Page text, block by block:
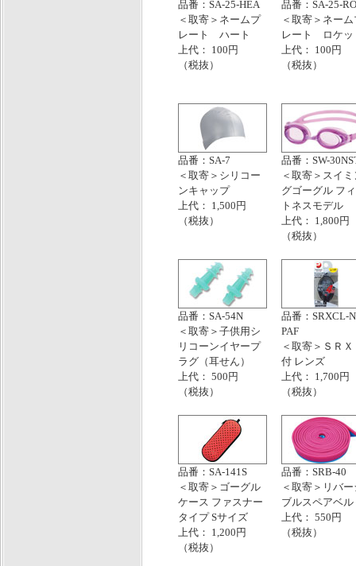
品番：SA-25-HEA
＜取寄＞ネームプ
レート ハート
上代： 100円
（税抜）
品番：SA-25-
＜取寄＞ネーム
レート ロケッ
上代： 100円
（税抜）
品番：SA-7
＜取寄＞シリコー
ンキャップ
上代： 1,500円
（税抜）
品番：SW-
＜取寄＞スイミ
グゴーグル フ
トネスモデル
上代： 1,800円
（税抜）
品番：SA-54N
＜取寄＞子供用シ
リコーンイヤープ
ラグ（耳せん）
上代： 500円
（税抜）
品番：SRXCL-
PAF
＜取寄＞ＳＲＸ
付 レンズ
上代： 1,700円
（税抜）
品番：SA-141S
＜取寄＞ゴーグル
ケース ファスナー
タイプ Sサイズ
上代： 1,200円
（税抜）
品番：SRB-40
＜取寄＞リバー
ブルスペアベル
上代： 550円
（税抜）